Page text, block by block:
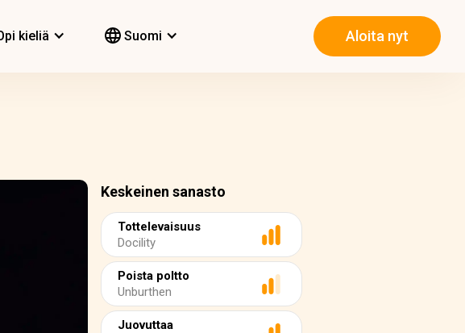
kieliä Suomi Aloita nyt
Keskeinen sanasto
Tottelevaisuus
Docility
Poista poltto
Unburthen
Juovuttaa